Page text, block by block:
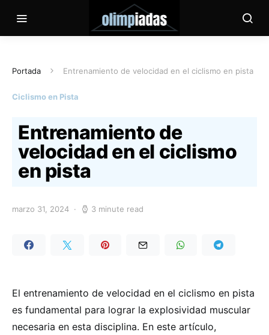
Portada Entrenamiento de velocidad en el ciclismo en pista
Ciclismo en Pista
Entrenamiento de
velocidad en el ciclismo
en pista
marzo 31, 2024 3 minute read
El entrenamiento de velocidad en el ciclismo en pista
es fundamental para lograr la explosividad muscular
necesaria en esta disciplina. En este artículo,